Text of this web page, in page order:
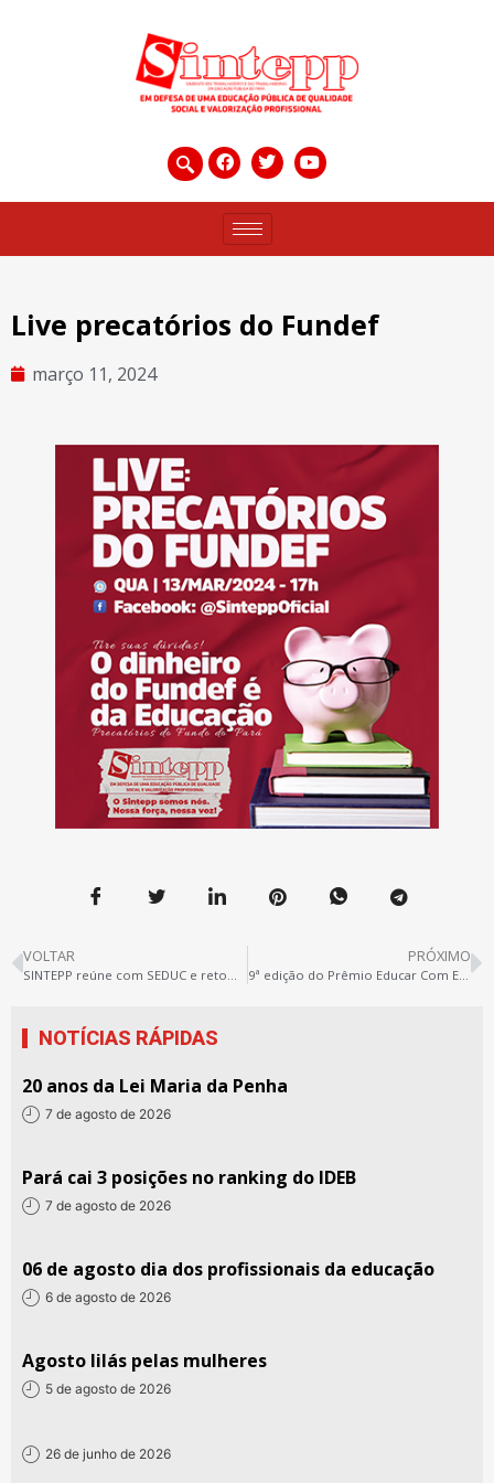
Live precatórios do Fundef
março 11, 2024
VOLTAR PRÓXIMO
9ª edição do Prêmio Educar Com Equidade Racial e de Gênero
NOTÍCIAS RÁPIDAS
20 anos da Lei Maria da Penha
7 de agosto de 2026
Pará cai 3 posições no ranking do IDEB
7 de agosto de 2026
06 de agosto dia dos profissionais da educação
6 de agosto de 2026
Agosto lilás pelas mulheres
5 de agosto de 2026
26 de junho de 2026